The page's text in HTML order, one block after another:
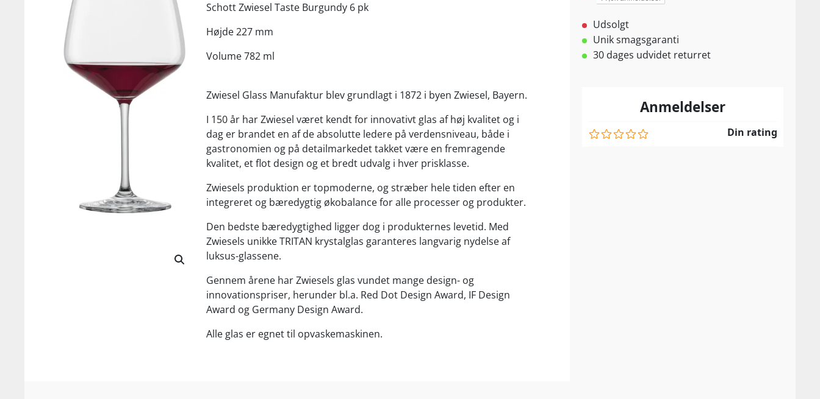
Schott Zwiesel Taste Burgundy 6 pk
Højde 227 mm
Volume 782 ml
Zwiesel Glass Manufaktur blev grundlagt i 1872 i byen Zwiesel, Bayern.
I 150 år har Zwiesel været kendt for innovativt glas af høj kvalitet og i
dag er brandet en af de absolutte ledere på verdensniveau, både i
gastronomien og på detailmarkedet takket være en fremragende
kvalitet, et flot design og et bredt udvalg i hver prisklasse.
Zwiesels produktion er topmoderne, og stræber hele tiden efter en
integreret og bæredygtig økobalance for alle processer og produkter.
Den bedste bæredygtighed ligger dog i produkternes levetid. Med
Zwiesels unikke TRITAN krystalglas garanteres langvarig nydelse af
luksus-glassene.
Gennem årene har Zwiesels glas vundet mange design- og
innovationspriser, herunder bl.a. Red Dot Design Award, IF Design
Award og Germany Design Award.
Alle glas er egnet til opvaskemaskinen.
Udsolgt
Unik smagsgaranti
30 dages udvidet returret
Anmeldelser
Din rating